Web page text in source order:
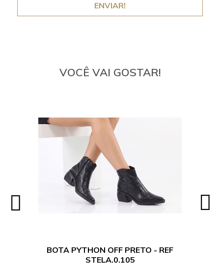
ENVIAR!
VOCÊ VAI GOSTAR!
BOTA PYTHON OFF PRETO - REF
STELA.0.105